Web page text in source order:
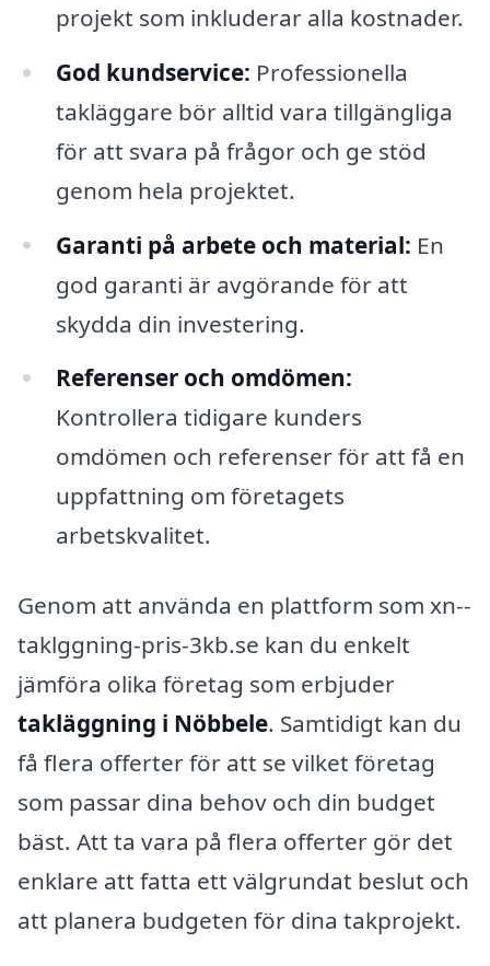
projekt som inkluderar alla kostnader.
God kundservice: Professionella
takläggare bör alltid vara tillgängliga
för att svara på frågor och ge stöd
genom hela projektet.
Garanti på arbete och material: En
god garanti är avgörande för att
skydda din investering.
Referenser och omdömen:
Kontrollera tidigare kunders
omdömen och referenser för att få en
uppfattning om företagets
arbetskvalitet.
Genom att använda en plattform som xn--
taklggning-pris-3kb.se kan du enkelt
jämföra olika företag som erbjuder
takläggning i Nöbbele. Samtidigt kan du
få flera offerter för att se vilket företag
som passar dina behov och din budget
bäst. Att ta vara på flera offerter gör det
enklare att fatta ett välgrundat beslut och
att planera budgeten för dina takprojekt.